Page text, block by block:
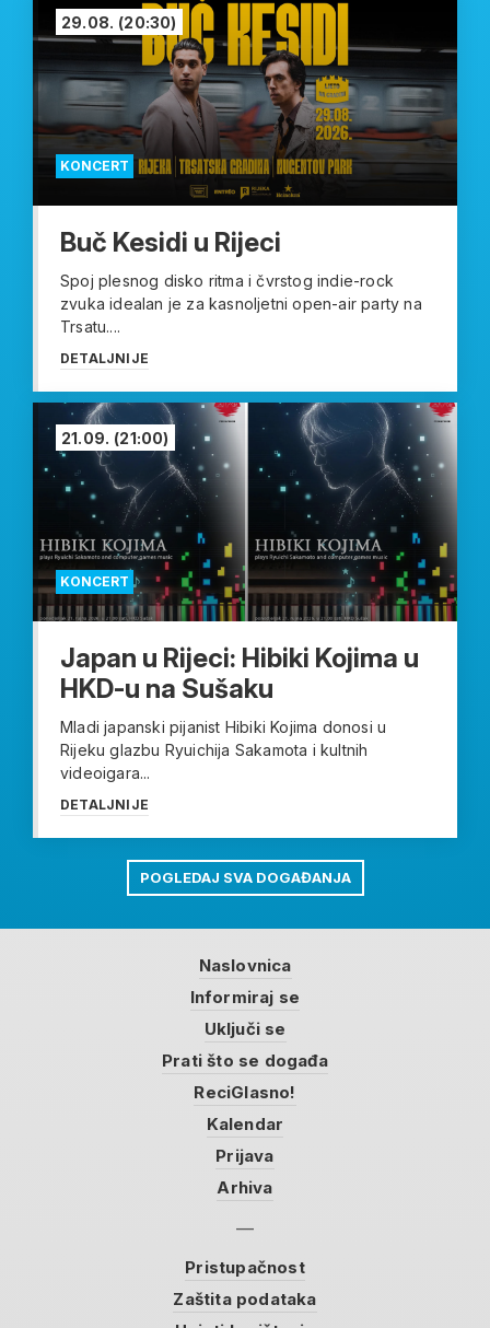
KONCERT
29.08. (20:30)
Buč Kesidi u Rijeci
Spoj plesnog disko ritma i čvrstog indie-rock
zvuka idealan je za kasnoljetni open-air party na
Trsatu....
DETALJNIJE
KONCERT
21.09. (21:00)
Japan u Rijeci: Hibiki Kojima u
HKD-u na Sušaku
Mladi japanski pijanist Hibiki Kojima donosi u
Rijeku glazbu Ryuichija Sakamota i kultnih
videoigara...
DETALJNIJE
POGLEDAJ SVA DOGAĐANJA
Naslovnica
Informiraj se
Uključi se
Prati što se događa
ReciGlasno!
Kalendar
Prijava
Arhiva
Pristupačnost
Zaštita podataka